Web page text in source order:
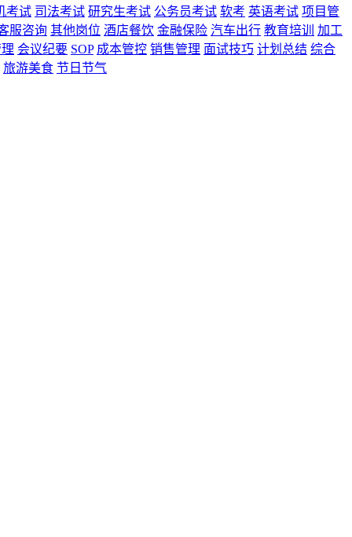
考试 司法考试 研究生考试 公务员考试 软考 英语考试 项目管
服咨询 其他岗位 酒店餐饮 金融保险 汽车出行 教育培训
加工
会议纪要 SOP 成本管控 销售管理 面试技巧 计划总结 综合
旅游美食 节日节气